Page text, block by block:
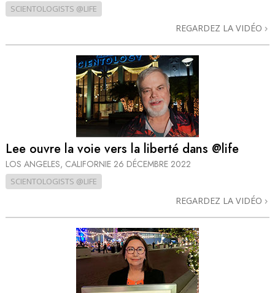
SCIENTOLOGISTS @LIFE
REGARDEZ LA VIDÉO
Lee ouvre la voie vers la liberté dans @life
LOS ANGELES, CALIFORNIE 26 DÉCEMBRE 2022
SCIENTOLOGISTS @LIFE
REGARDEZ LA VIDÉO